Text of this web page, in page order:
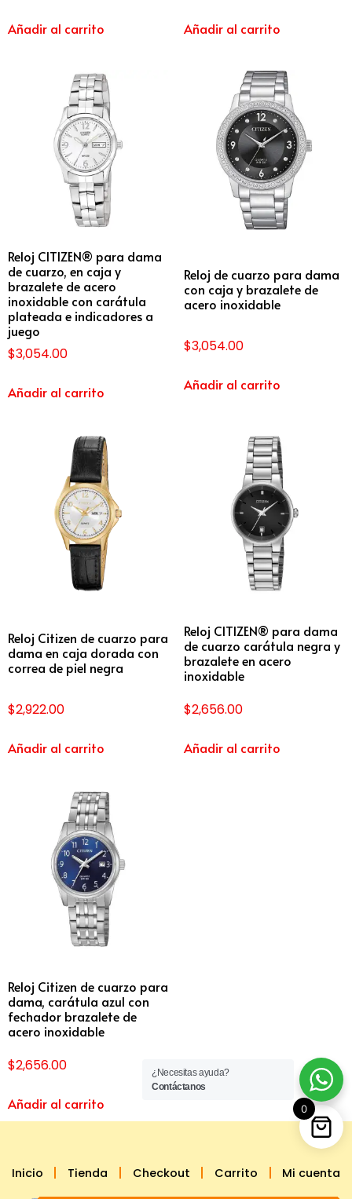
Añadir al carrito Añadir al carrito
Reloj CITIZEN® para dama
de cuarzo, en caja y
brazalete de acero
inoxidable con carátula
plateada e indicadores a
juego
$3,054.00
Añadir al carrito
Reloj de cuarzo para dama
con caja y brazalete de
acero inoxidable
$3,054.00
Añadir al carrito
Reloj Citizen de cuarzo para
dama en caja dorada con
correa de piel negra
$2,922.00
Añadir al carrito
Reloj CITIZEN® para dama
de cuarzo carátula negra y
brazalete en acero
inoxidable
$2,656.00
Añadir al carrito
Reloj Citizen de cuarzo para
dama, carátula azul con
fechador brazalete de
acero inoxidable
$2,656.00
Añadir al carrito
Inicio Tienda Checkout Carrito Mi cuenta
¿Necesitas ayuda?
Contáctanos
0